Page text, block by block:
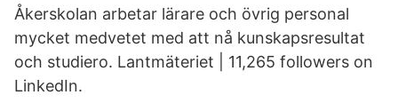
Åkerskolan arbetar lärare och övrig personal
mycket medvetet med att nå kunskapsresultat
och studiero. Lantmäteriet | 11,265 followers on
LinkedIn.